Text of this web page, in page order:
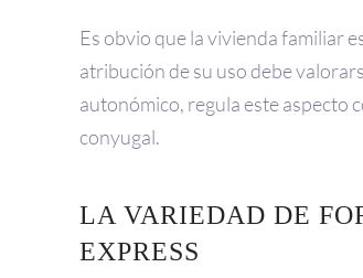
Es obvio que la vivienda familiar
atribución de su uso debe
autonómico, regula este aspecto
conyugal.
LA VARIEDAD DE
EXPRESS